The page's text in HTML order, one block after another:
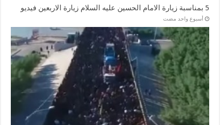
5 بمناسبة زيارة الامام الحسين عليه السلام زيارة الاربعين فيديو
‏أسبوع واحد مضت